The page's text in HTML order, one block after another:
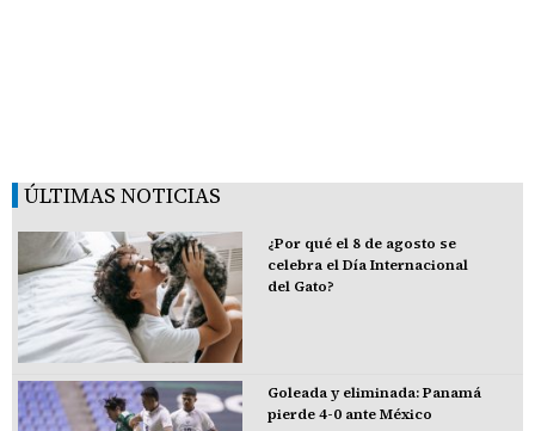
ÚLTIMAS NOTICIAS
¿Por qué el 8 de agosto se
celebra el Día Internacional
del Gato?
Goleada y eliminada: Panamá
pierde 4-0 ante México